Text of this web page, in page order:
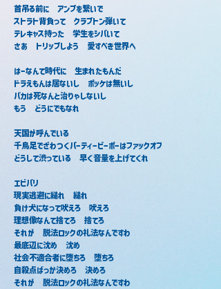
首吊る前に　アンプを繋いで
ストラト背負って　クラプトン弾いて
テレキャス持った　学生をシバいて
さあ　トリップしよう　愛すべき世界へ
はーなんて時代に　生まれたもんだ
ドラえもんは居ないし　ポッケは無いし
バカは死なんと治りゃしないし
もう　どうにでもなれ
天国が呼んでいる
千鳥足でざわつくパーティーピーポーはファックオフ
どうして渋っている　早く音量を上げてくれ
エビバリ
現実逃避に縋れ　縋れ
負け犬になって吠えろ　吠えろ
理想像なんて捨てろ　捨てろ
それが　脱法ロックの礼法なんですわ
最底辺に沈め　沈め
社会不適合者に堕ちろ　堕ちろ
自殺点ばっか決めろ　決めろ
それが　脱法ロックの礼法なんですわ